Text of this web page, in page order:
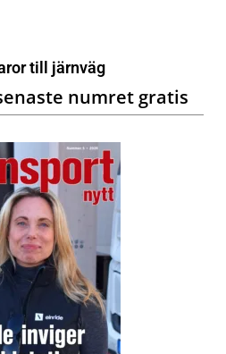
till järnväg
numret gratis